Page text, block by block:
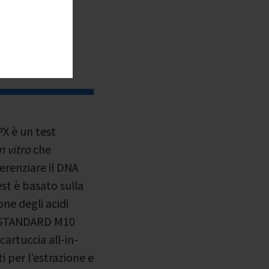
è un test
vitroche
il DNA
è basato sulla
degli acidi
M10
all-in-
l’estrazione e